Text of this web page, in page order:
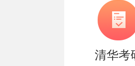
经济学
接收同
清华考